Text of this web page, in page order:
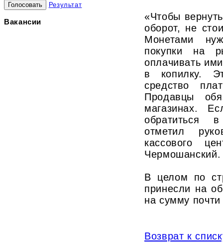
Результат
Вакансии
«Чтобы
оборот, не
Монетами
покупки на
оплачивать
в копилку.
средство
Продавцы
магазинах.
обратиться
отметил
кассового
Чермошанский.
В целом по
принесли на
на сумму
Возврат к